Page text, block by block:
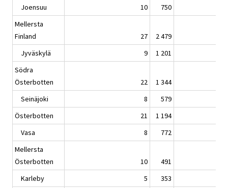
Joensuu 10
750
Mellersta
Finland
27
2 479
Jyväskylä
9
1 201
Södra
Österbotten
22
1 344
Seinäjoki
8
579
Österbotten
21
1 194
Vasa
8
772
Mellersta
Österbotten
10
491
Karleby
5
353